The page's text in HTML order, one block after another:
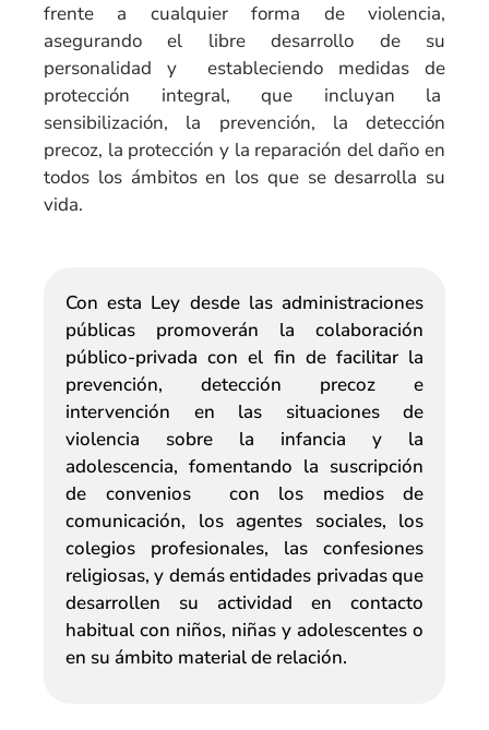
frente a cualquier forma de violencia,
asegurando el libre desarrollo de su
personalidad y estableciendo medidas de
protección integral, que incluyan la
sensibilización, la prevención, la detección
precoz, la protección y la reparación del daño en
todos los ámbitos en los que se desarrolla su
vida.
Con esta Ley desde las administraciones
públicas promoverán la colaboración
público-privada con el fin de facilitar la
prevención, detección precoz e
intervención en las situaciones de
violencia sobre la infancia y la
adolescencia, fomentando la suscripción
de convenios con los medios de
comunicación, los agentes sociales, los
colegios profesionales, las confesiones
religiosas, y demás entidades privadas que
desarrollen su actividad en contacto
habitual con niños, niñas y adolescentes o
en su ámbito material de relación.